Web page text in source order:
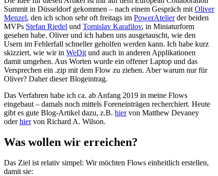
Summit in Düsseldorf gekommen – nach einem Gespräch mit Oliver
Menzel, den ich schon sehr oft freitags im PowerAtelierder beiden
MVPs Stefan Riedel und Tomislav Karafilov, in Miniaturform
gesehen habe. Oliver und ich haben uns ausgetauscht, wie den
Usern im Fehlerfall schneller geholfen werden kann. Ich habe kurz
skizziert, wie wir in WeDit und auch in anderen Applikationen
damit umgehen. Aus Worten wurde ein offener Laptop und das
Versprechen ein .zip mit dem Flow zu ziehen. Aber warum nur für
Oliver? Daher dieser Blogeintrag.
Das Verfahren habe ich ca. ab Anfang 2019 in meine Flows
eingebaut – damals noch mittels Foreneinträgen recherchiert. Heute
gibt es gute Blog-Artikel dazu, z.B. hiervon Matthew Devaney
oderhiervon Richard A. Wilson.
Was wollen wir erreichen?
Das Ziel ist relativ simpel: Wir möchten Flows einheitlich erstellen,
damit sie: